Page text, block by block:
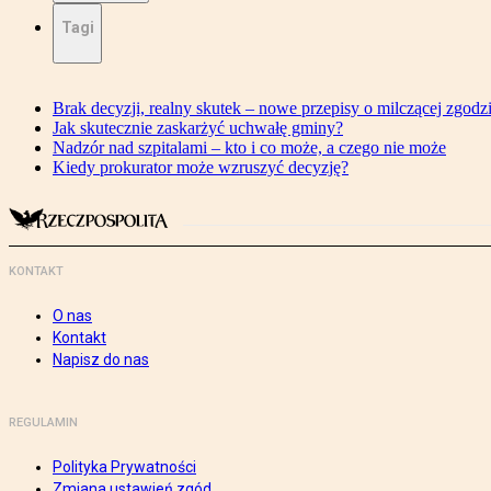
Tagi
Brak decyzji, realny skutek – nowe przepisy o milczącej
Jak skutecznie zaskarżyć uchwałę gminy?
Nadzór nad szpitalami – kto i co może, a czego nie może
Kiedy prokurator może wzruszyć decyzję?
KONTAKT
O nas
Kontakt
Napisz do nas
REGULAMIN
Polityka Prywatności